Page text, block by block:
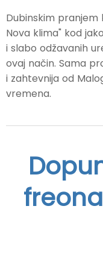
Dubinskim pranjem
Nova klima" kod
i slabo odžavanih
ovaj način. Sama
i zahtevnija od
vremena.